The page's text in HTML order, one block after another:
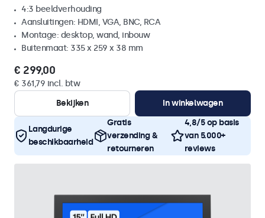
4:3 beeldverhouding
Aansluitingen: HDMI, VGA, BNC, RCA
Montage: desktop, wand, inbouw
Buitenmaat: 335 x 259 x 38 mm
€ 299,00
€ 361,79 incl. btw
Bekijken
In winkelwagen
Langdurige
beschikbaarheid
Gratis
verzending &
retourneren
4,8/5 op basis
van 5.000+
reviews